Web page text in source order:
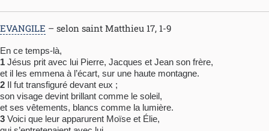
EVANGILE – selon saint Matthieu 17, 1-9
En ce temps-là,
1 Jésus prit avec lui Pierre, Jacques et Jean son frère,
et il les emmena à l’écart, sur une haute montagne.
2 Il fut transfiguré devant eux ;
son visage devint brillant comme le soleil,
et ses vêtements, blancs comme la lumière.
3 Voici que leur apparurent Moïse et Élie,